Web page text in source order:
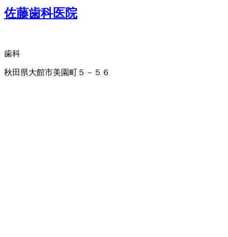
佐藤歯科医院
歯科
秋田県大館市美園町５－５６